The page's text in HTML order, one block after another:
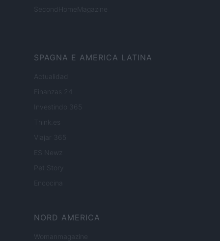
SecondHomeMagazine
SPAGNA E AMERICA LATINA
Actualidad
Finanzas 24
Investindo 365
Think.es
Viajar 365
ES Newz
Encocina
NORD AMERICA
Womanmagazine